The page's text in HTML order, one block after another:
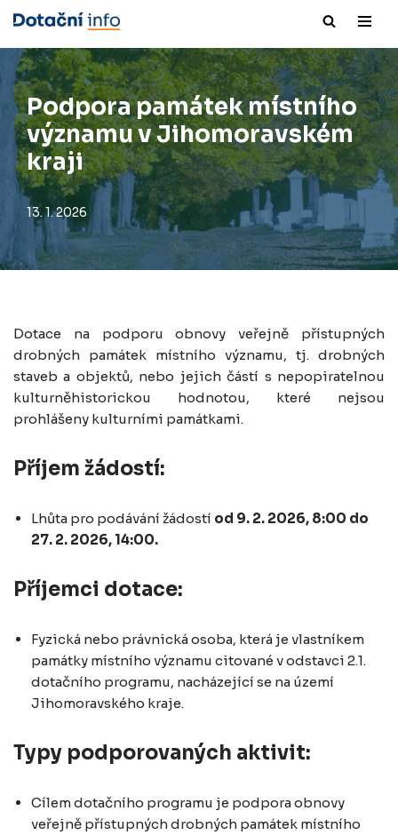
Přeskočit
na
obsah
Podpora památek místního
významu v Jihomoravském
kraji
13. 1. 2026
Dotace na podporu obnovy veřejně přístupných
drobných památek místního významu, tj. drobných
staveb a objektů, nebo jejich částí s nepopiratelnou
kulturněhistorickou hodnotou, které nejsou
prohlášeny kulturními památkami.
Příjem žádostí:
Lhůta pro podávání žádostí od 9. 2. 2026, 8:00 do
27. 2. 2026, 14:00.
Příjemci dotace:
Fyzická nebo právnická osoba, která je vlastníkem
památky místního významu citované v odstavci 2.1.
dotačního programu, nacházející se na území
Jihomoravského kraje.
Typy podporovaných aktivit:
Cílem dotačního programu je podpora obnovy
veřejně přístupných drobných památek místního